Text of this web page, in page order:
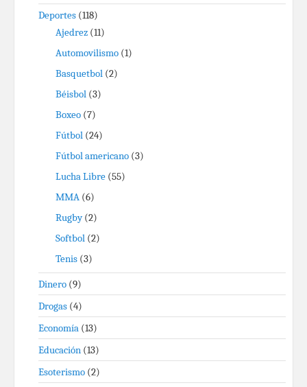
Deportes (118)
Ajedrez (11)
Automovilismo (1)
Basquetbol (2)
Béisbol (3)
Boxeo (7)
Fútbol (24)
Fútbol americano (3)
Lucha Libre (55)
MMA (6)
Rugby(2)
Softbol (2)
Tenis (3)
Dinero (9)
Drogas (4)
Economía (13)
Educación (13)
Esoterismo (2)